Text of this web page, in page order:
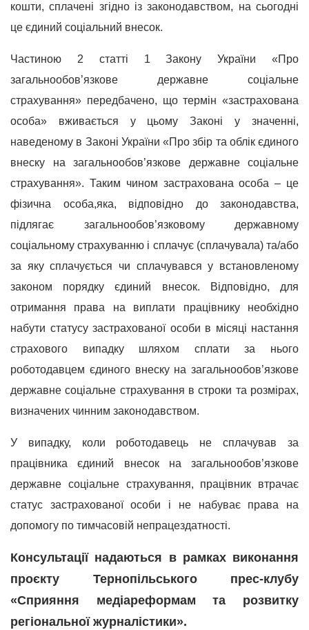
кошти, сплачені згідно із законодавством, на сьогодні
це єдиний соціальний внесок.
Частиною 2 статті 1 Закону України «Про
загальнообов’язкове державне соціальне
страхування» передбачено, що термін «застрахована
особа» вживається у цьому Законі у значенні,
наведеному в Законі України «Про збір та облік єдиного
внеску на загальнообов’язкове державне соціальне
страхування». Таким чином застрахована особа – це
фізична особа,яка, відповідно до законодавства,
підлягає загальнообов’язковому державному
соціальному страхуванню і сплачує (сплачувала) та/або
за яку сплачується чи сплачувався у встановленому
законом порядку єдиний внесок. Відповідно, для
отримання права на виплати працівнику необхідно
набути статусу застрахованої особи в місяці настання
страхового випадку шляхом сплати за нього
роботодавцем єдиного внеску на загальнообов’язкове
державне соціальне страхування в строки та розмірах,
визначених чинним законодавством.
У випадку, коли роботодавець не сплачував за
працівника єдиний внесок на загальнообов’язкове
державне соціальне страхування, працівник втрачає
статус застрахованої особи і не набуває права на
допомогу по тимчасовій непрацездатності.
Консультації надаються в рамках виконання
проєкту Тернопільського прес-клубу
«Сприяння медіареформам та розвитку
регіональної журналістики».